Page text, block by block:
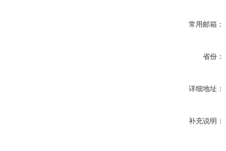
常用邮箱：
省份：
详细地址：
补充说明：